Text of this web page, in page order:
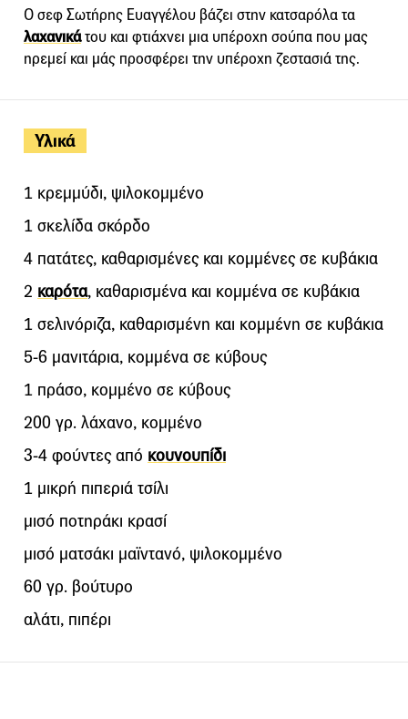
Υλικά
1 κρεμμύδι, ψιλοκομμένο
1 σκελίδα σκόρδο
4 πατάτες, καθαρισμένες και κομμένες σε κυβάκια
2 καρότα, καθαρισμένα και κομμένα σε κυβάκια
1 σελινόριζα, καθαρισμένη και κομμένη σε κυβάκια
5-6 μανιτάρια, κομμένα σε κύβους
1 πράσο, κομμένο σε κύβους
200 γρ. λάχανο, κομμένο
3-4 φούντες από κουνουπίδι
1 μικρή πιπεριά τσίλι
μισό ποτηράκι κρασί
μισό ματσάκι μαϊντανό, ψιλοκομμένο
60 γρ. βούτυρο
αλάτι, πιπέρι
Ο σεφ Σωτήρης Ευαγγέλου βάζει στην κατσαρόλα τα
λαχανικάτου και φτιάχνει μια υπέροχη σούπα που μας
ηρεμεί και μάς προσφέρει την υπέροχη ζεστασιά της.